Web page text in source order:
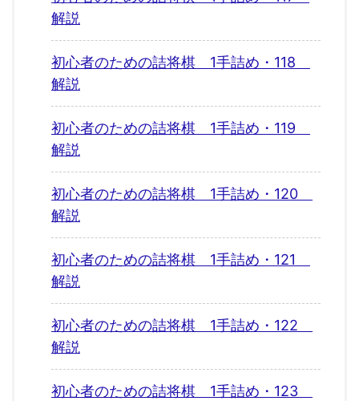
解説
初心者のための詰将棋 1手詰め・118
解説
初心者のための詰将棋 1手詰め・119
解説
初心者のための詰将棋 1手詰め・120
解説
初心者のための詰将棋 1手詰め・121
解説
初心者のための詰将棋 1手詰め・122
解説
初心者のための詰将棋 1手詰め・123